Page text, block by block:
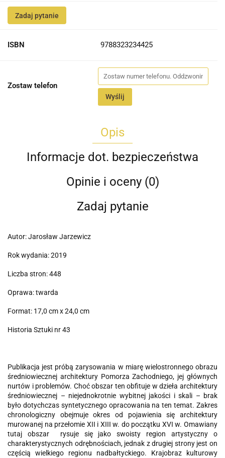
Zadaj pytanie
ISBN 9788323234425
Zostaw telefon
Wyślij
Opis
Informacje dot. bezpieczeństwa
Opinie i oceny (0)
Zadaj pytanie
Autor: Jarosław Jarzewicz
Rok wydania: 2019
Liczba stron: 448
Oprawa: twarda
Format: 17,0 cm x 24,0 cm
Historia Sztuki nr 43
Publikacja jest próbą zarysowania w miarę wielostronnego obrazu
średniowiecznej architektury Pomorza Zachodniego, jej głównych
nurtów i problemów. Choć obszar ten obfituje w dzieła architektury
średniowiecznej – niejednokrotnie wybitnej jakości i skali – brak
było dotychczas syntetycznego opracowania na ten temat. Zakres
chronologiczny obejmuje okres od pojawienia się architektury
murowanej na przełomie XII i XIII w. do początku XVI w. Omawiany
tutaj obszar rysuje się jako swoisty region artystyczny o
charakterystycznych odrębnościach, jednak z drugiej strony jest on
częścią wielkiego regionu nadbałtyckiego. Krajobraz kulturowy